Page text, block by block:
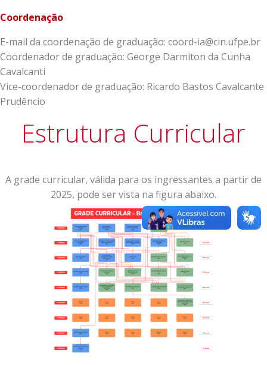
Coordenação
E-mail da coordenação de graduação: coord-ia@cin.ufpe.br
Coordenador de graduação: George Darmiton da Cunha
Cavalcanti
Vice-coordenador de graduação: Ricardo Bastos Cavalcante
Prudêncio
Estrutura Curricular
A grade curricular, válida para os ingressantes a partir de
2025, pode ser vista na figura abaixo.